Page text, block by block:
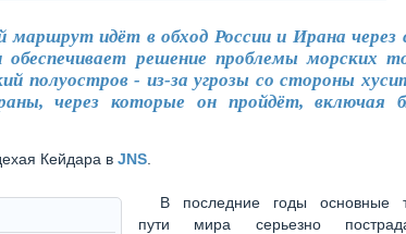
маршрут идёт в обход России и Ирана
решение проблемы морских
полуостров - из-за угрозы со стороны
через которые он пройдёт, включая
Кейдара в JNS
В последние годы основные
пути мира серьезно